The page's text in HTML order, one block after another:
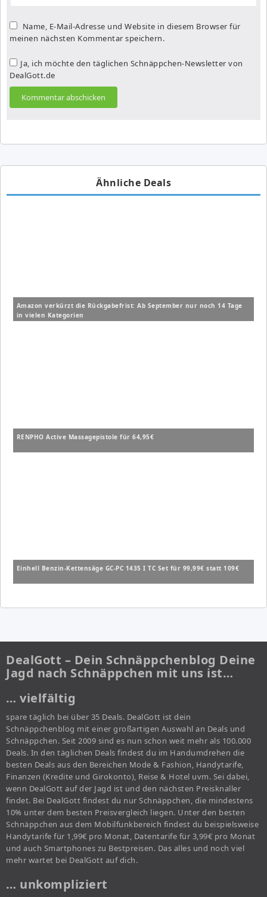
Name, E-Mail-Adresse und Website in diesem Browser für
meinen nächsten Kommentar speichern.
Ja, ich möchte den täglichen Schnäppchen-Newsletter von
DealGott.de
Ähnliche Deals
Amazon verkürzt die Rückgabefrist: Ab September nur noch 14 Tage
in vielen Kategorien
RENPHO Active Massagepistole für 64,95€
Einhell Benzin-Kettensäge GC-PC 1435 I TC Set für 99,99€ statt 109€
DealGott – Dein Schnäppchenblog Deine
Jagd nach Schnäppchen mit uns ist…
… vielfältig
spare täglich bei über 35 Deals. DealGott ist dein
Schnäppchenblog mit einer großartigen Auswahl an Deals und
Schnäppchen. Seit 2009 sind es nun schon weit mehr als 100.000
Deals. In den täglichen Deals findest du im Handumdrehen die
besten Deals aus den Bereichen Mode & Fashion, Handytarife,
Finanzen (Kredite und Girokonto), Reise & Hotel uvm. Sei dabei,
wenn DealGott auf der Jagd ist und den nächsten Preisknaller
findet. Bei DealGott findest du nur Schnäppchen, die mindestens
10% unter dem besten Preisvergleich liegen. Unter den besten
Schnäppchen aus dem Mobilfunkbereich findest du beispielsweise
Handytarife für 1,99€ pro Monat, Datentarife für 3,99€ pro Monat
und auch Smartphones zu Bestpreisen. Das alles und noch viel
mehr wartet bei DealGott auf dich.
… unkompliziert